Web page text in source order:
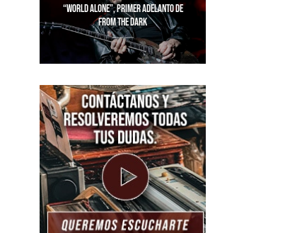
“WORLD ALONE”, PRIMER ADELANTO DE
FROM THE DARK